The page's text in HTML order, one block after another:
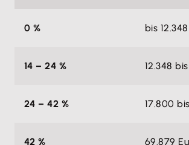
0 % bis
14 – 24 % 12.348
24 – 42 % 17.800
42 %
69.879